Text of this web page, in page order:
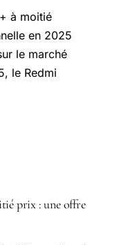
à moitié
en 2025
le marché
le Redmi
prix : une offre